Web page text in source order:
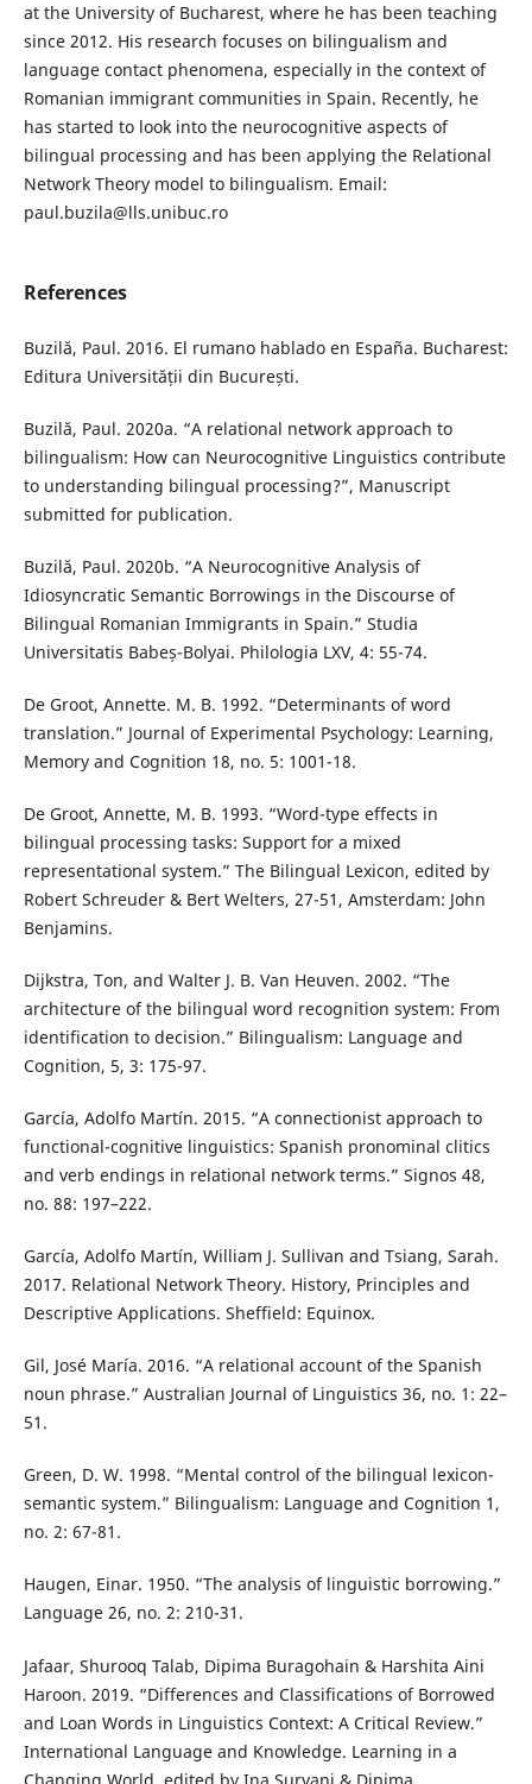
at the University of Bucharest, where he has been teaching
since 2012. His research focuses on bilingualism and
language contact phenomena, especially in the context of
Romanian immigrant communities in Spain. Recently, he
has started to look into the neurocognitive aspects of
bilingual processing and has been applying the Relational
Network Theory model to bilingualism. Email:
paul.buzila@lls.unibuc.ro
References
Buzilă, Paul. 2016. El rumano hablado en España. Bucharest:
Editura Universității din București.
Buzilă, Paul. 2020a. “A relational network approach to
bilingualism: How can Neurocognitive Linguistics contribute
to understanding bilingual processing?”, Manuscript
submitted for publication.
Buzilă, Paul. 2020b. “A Neurocognitive Analysis of
Idiosyncratic Semantic Borrowings in the Discourse of
Bilingual Romanian Immigrants in Spain.” Studia
Universitatis Babeș-Bolyai. Philologia LXV, 4: 55-74.
De Groot, Annette. M. B. 1992. “Determinants of word
translation.” Journal of Experimental Psychology: Learning,
Memory and Cognition 18, no. 5: 1001-18.
De Groot, Annette, M. B. 1993. “Word-type effects in
bilingual processing tasks: Support for a mixed
representational system.” The Bilingual Lexicon, edited by
Robert Schreuder & Bert Welters, 27-51, Amsterdam: John
Benjamins.
Dijkstra, Ton, and Walter J. B. Van Heuven. 2002. “The
architecture of the bilingual word recognition system: From
identification to decision.” Bilingualism: Language and
Cognition, 5, 3: 175-97.
García, Adolfo Martín. 2015. “A connectionist approach to
functional-cognitive linguistics: Spanish pronominal clitics
and verb endings in relational network terms.” Signos 48,
no. 88: 197–222.
García, Adolfo Martín, William J. Sullivan and Tsiang, Sarah.
2017. Relational Network Theory. History, Principles and
Descriptive Applications. Sheffield: Equinox.
Gil, José María. 2016. “A relational account of the Spanish
noun phrase.” Australian Journal of Linguistics 36, no. 1: 22–
51.
Green, D. W. 1998. “Mental control of the bilingual lexicon-
semantic system.” Bilingualism: Language and Cognition 1,
no. 2: 67-81.
Haugen, Einar. 1950. “The analysis of linguistic borrowing.”
Language 26, no. 2: 210-31.
Jafaar, Shurooq Talab, Dipima Buragohain & Harshita Aini
Haroon. 2019. “Differences and Classifications of Borrowed
and Loan Words in Linguistics Context: A Critical Review.”
International Language and Knowledge. Learning in a
Changing World, edited by Ina Suryani & Dipima